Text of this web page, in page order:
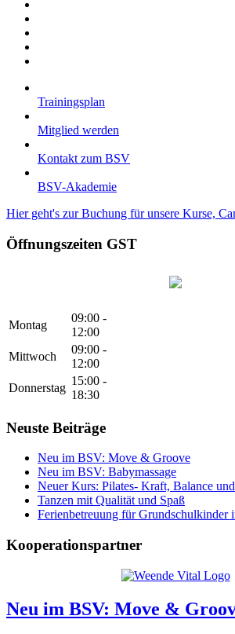
Trainingsplan
Mitglied werden
Kontakt zum BSV
BSV-Akademie
Hier geht's zur Buchung für unsere Kurse,
Öffnungszeiten GST
Montag
09:00 -
12:00
Mittwoch
09:00 -
12:00
Donnerstag
15:00 -
18:30
Neuste Beiträge
Neu im BSV: Move & Groove
Neu im BSV: Babymassage
Neuer Kurs: Pilates- Kraft, Balance
Tanzen mit Qualität und Spaß
Ferienbetreuung für Grundschulkinder
Kooperationspartner
Neu im BSV: Move &